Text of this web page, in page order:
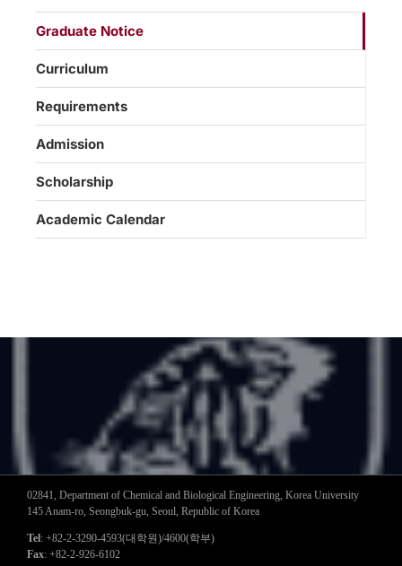
Graduate Notice
Curriculum
Requirements
Admission
Scholarship
Academic Calendar
02841, Department of Chemical and Biological Engineering, Korea University
145 Anam-ro, Seongbuk-gu, Seoul, Republic of Korea
Tel: +82-2-3290-4593(대학원)/4600(학부)
Fax: +82-2-926-6102